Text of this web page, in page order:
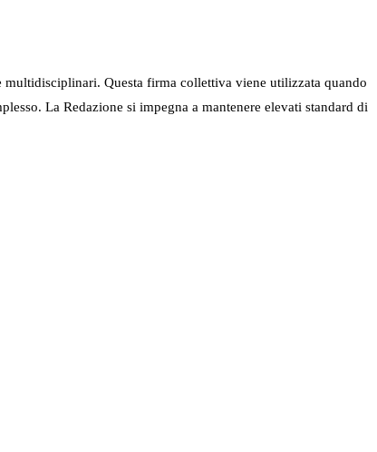
Questa firma collettiva viene utilizzata quando
La Redazione si impegna a mantenere elevati standard di